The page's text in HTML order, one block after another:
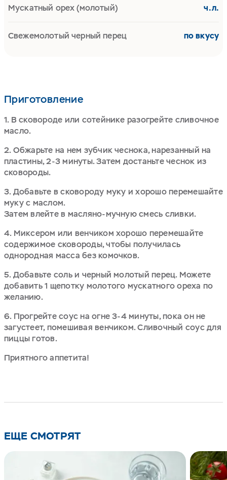
Приготовление
1. В сковороде или сотейнике разогрейте сливочное
масло.
2. Обжарьте на нем зубчик чеснока, нарезанный на
пластины, 2-3 минуты. Затем достаньте чеснок из
сковороды.
3. Добавьте в сковороду муку и хорошо перемешайте
муку с маслом.
Затем влейте в масляно-мучную смесь сливки.
4. Миксером или венчиком хорошо перемешайте
содержимое сковороды, чтобы получилась
однородная масса без комочков.
5. Добавьте соль и черный молотый перец. Можете
добавить 1 щепотку молотого мускатного ореха по
желанию.
6. Прогрейте соус на огне 3-4 минуты, пока он не
загустеет, помешивая венчиком. Сливочный соус для
пиццы готов.
Приятного аппетита!
Мускатный орех (молотый) ч.л.
Свежемолотый черный перец по вкусу
ЕЩЕ СМОТРЯТ